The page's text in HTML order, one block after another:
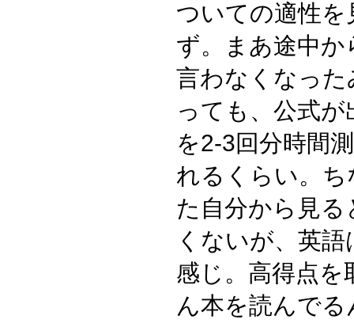
ついての適性
ず。まあ途中
言わなくなっ
っても、公式
を2-3回分時間
れるくらい。
た自分から見
くないが、英
感じ。高得点
ん本を読んで